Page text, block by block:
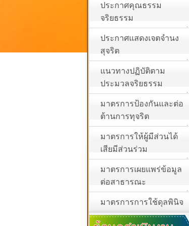
ประกาศคุณธรรม
จริยธรรม
ประกาศแสดงเจตจำนง
สุจริต
แนวทางปฏิบัติตาม
ประมวลจริยธรรม
มาตรการป้องกันและต่อ
ต้านการทุจริต
มาตรการให้ผู้มีส่วนได้
เสียมีส่วนร่วม
มาตรการเผยแพร่ข้อมูล
ต่อสาธารณะ
มาตรการการใช้ดุลพินิจ